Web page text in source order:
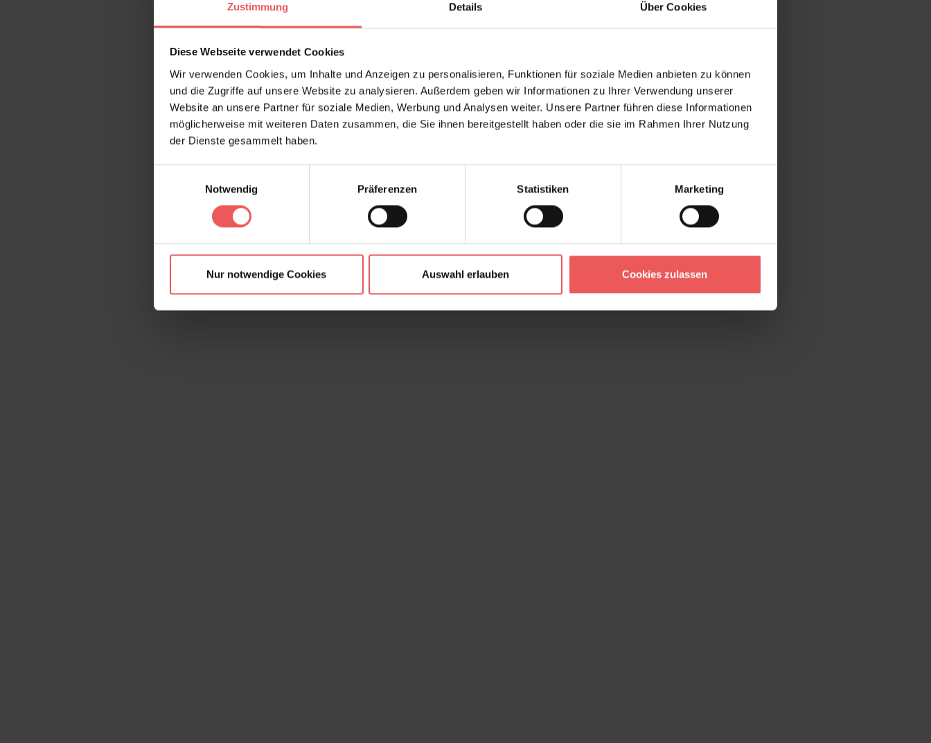
Zustimmung Details Über Cookies
Diese Webseite verwendet Cookies
Wir verwenden Cookies, um Inhalte und Anzeigen zu personalisieren, Funktionen für soziale Medien anbieten zu können
und die Zugriffe auf unsere Website zu analysieren. Außerdem geben wir Informationen zu Ihrer Verwendung unserer
Website an unsere Partner für soziale Medien, Werbung und Analysen weiter. Unsere Partner führen diese Informationen
möglicherweise mit weiteren Daten zusammen, die Sie ihnen bereitgestellt haben oder die sie im Rahmen Ihrer Nutzung
der Dienste gesammelt haben.
Notwendig
Präferenzen Statistiken Marketing
Nur notwendige Cookies Auswahl erlauben Cookies zulassen